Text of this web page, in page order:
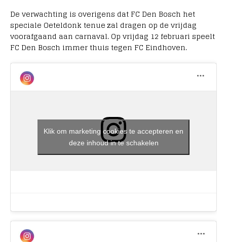
De verwachting is overigens dat FC Den Bosch het
speciale Oeteldonk tenue zal dragen op de vrijdag
voorafgaand aan carnaval. Op vrijdag 12 februari speelt
FC Den Bosch immer thuis tegen FC Eindhoven.
Klik om marketing cookies te accepteren en
deze inhoud in te schakelen